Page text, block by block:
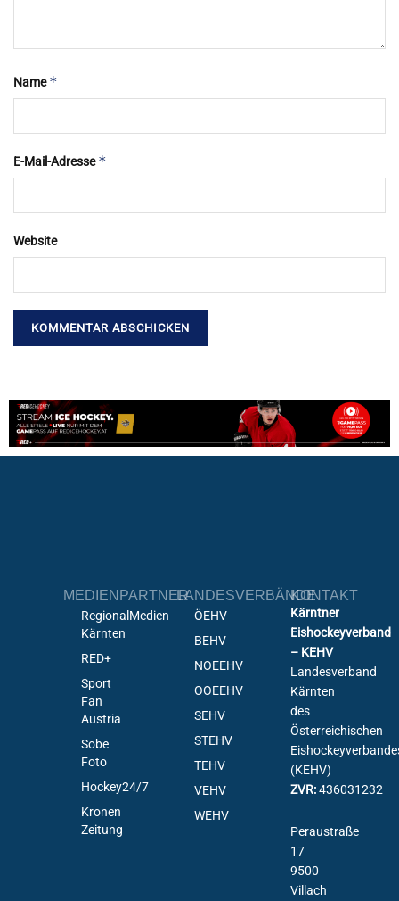
Name*
E-Mail-Adresse*
Website
MEDIENPARTNER
RegionalMedien
Kärnten
RED+
Sport
Fan
Austria
Sobe
Foto
Hockey24/7
Kronen
Zeitung
LANDESVERBÄNDE
ÖEHV
BEHV
NOEEHV
OOEEHV
SEHV
STEHV
TEHV
VEHV
WEHV
KONTAKT
Kärntner
Eishockeyverband
– KEHV
Landesverband
Kärnten
des
Österreichischen
(KEHV)
ZVR:436031232
Peraustraße
17
9500
Villach